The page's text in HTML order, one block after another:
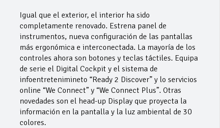
Igual que el exterior, el interior ha sido
completamente renovado. Estrena panel de
instrumentos, nueva configuración de las pantallas
más ergonómica e interconectada. La mayoría de los
controles ahora son botones y teclas táctiles. Equipa
de serie el Digital Cockpit y el sistema de
infoentretenimineto “Ready 2 Discover” y lo servicios
online “We Connect” y “We Connect Plus”. Otras
novedades son el head-up Display que proyecta la
información en la pantalla y la luz ambiental de 30
colores.